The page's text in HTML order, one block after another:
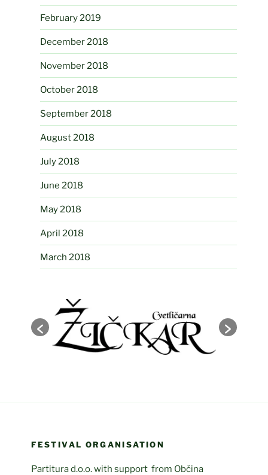
February 2019
December 2018
November 2018
October 2018
September 2018
August 2018
July 2018
June 2018
May 2018
April 2018
March 2018
FESTIVAL ORGANISATION
Partitura d.o.o. with support from Občina